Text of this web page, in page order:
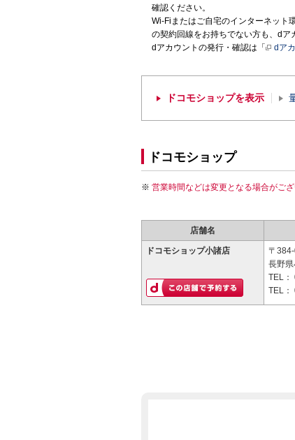
確認ください。
Wi-Fiまたはご自宅のインターネット
の契約回線をお持ちでない方も、dア
dアカウントの発行・確認は「
dア
ドコモショップを表示
ドコモショップ
営業時間などは変更となる場合がご
店舗名
ドコモショップ小諸店
〒
長野
TEL：
TEL：